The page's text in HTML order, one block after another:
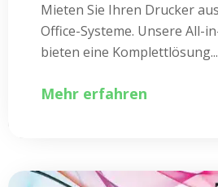
Mieten Sie Ihren Drucker
Office-Systeme. Unsere All-
bieten eine Komplettlösung...
Mehr erfahren